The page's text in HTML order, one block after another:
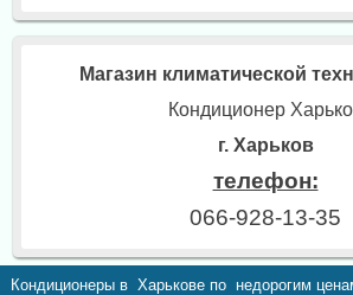
Магазин климатической
Кондиционер
г. Харьков
телефон:
066-928-13-35
Кондиционеры в Харькове по недорогим